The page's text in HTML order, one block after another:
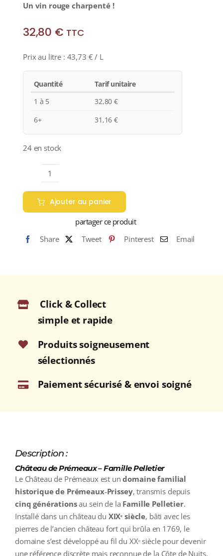
Un vin rouge charpenté !
32,80 € TTC
Prix au litre : 43,73 € / L
Quantité
Tarif unitaire
1 à 5
32,80€
6+
31,16€
24 en stock
quantité
de
Château
de
Prémeaux
A.O.C.
NUITS
Rouge
2023
Bouteille
75cl
Ajouter au panier
partager ce produit
Share
Tweet Pinterest Email
Click & Collect
simple et rapide
Produits soigneusement
sélectionnés
Paiement sécurisé & envoi soigné
Description :
Château de Prémeaux – Famille Pelletier
Le Château de Prémeaux est undomaine familial
historique de Prémeaux‑Prissey, transmis depuis
cinq générationsau sein de la Famille Pelletier.
Installé dans un château du XIXᵉ siècle, bâti avec les
pierres de l’ancien château fort qui brûla en 1769, le
domaine s’est développé au fil du XXᵉ siècle pour devenir
une référence discrète mais reconnue de la Côte de Nuits.